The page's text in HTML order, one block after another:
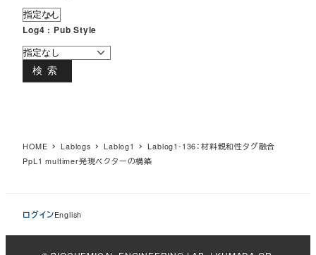
Log4 : Pub Style
検索
HOME Lablogs Lablog1
Lablog1-136：材料親和性タグ融合
PpL1 multimer発現ベクターの構築
ログインEnglish